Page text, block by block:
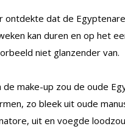
ontdekte dat de
kan duren en op het
niet glanzender van.
de make-up zou de oude
zo bleek uit oude
uit en voegde